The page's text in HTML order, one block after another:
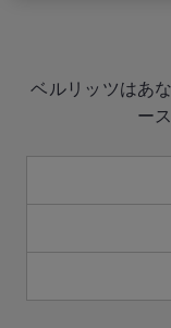
ベルリッツはあ
ー